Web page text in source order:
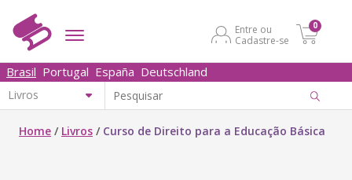
Entre ou
Cadastre-se
0
Brasil Portugal España Deutschland
Home / Livros / Curso de Direito para a Educação Básica